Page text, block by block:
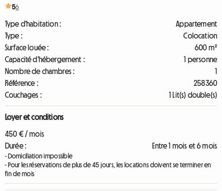
56
Type d'habitation :
Appartement
Type :
Colocation
Surface louée :
600 m²
Capacité d'hébergement :
1 personne
Nombre de chambres :
1
Référence :
258360
Couchages :
1 Lit(s) double(s)
Loyer et conditions
450 € / mois
Durée :
Entre 1 mois et 6 mois
- Domiciliation impossible
- Pour les réservations de plus de 45 jours, les locations doivent se terminer en
fin de mois